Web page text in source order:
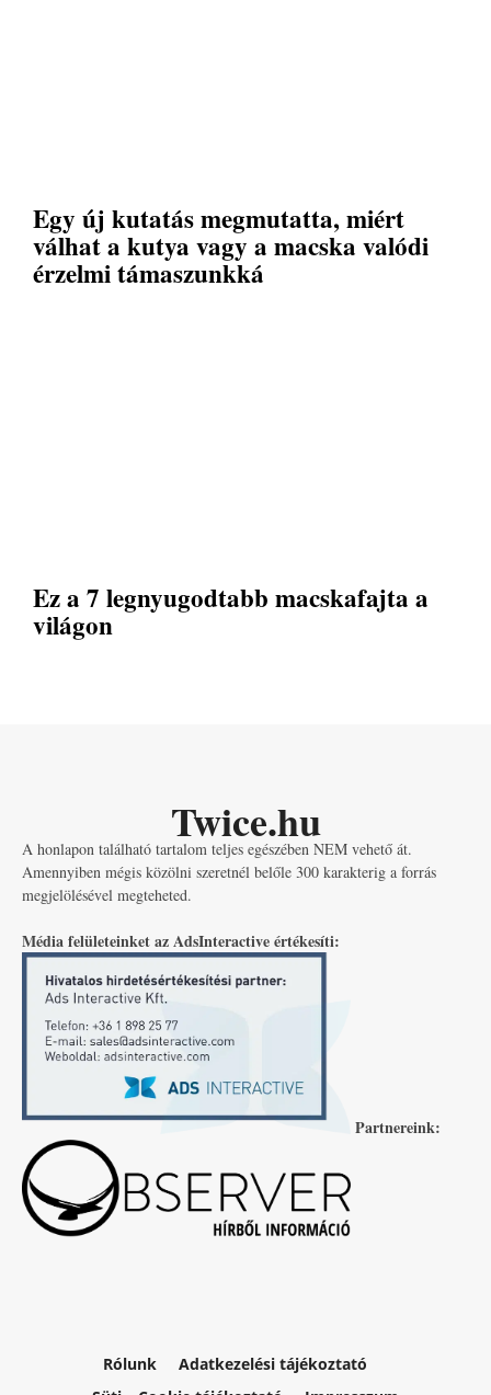
Egy új kutatás megmutatta, miért
válhat a kutya vagy a macska valódi
érzelmi támaszunkká
Ez a 7 legnyugodtabb macskafajta a
világon
Twice.hu
A honlapon található tartalom teljes egészében NEM vehető át.
Amennyiben mégis közölni szeretnél belőle 300 karakterig a forrás
megjelölésével megteheted.
Média felületeinket az AdsInteractive értékesíti:
Partnereink:
Rólunk
Adatkezelési tájékoztató